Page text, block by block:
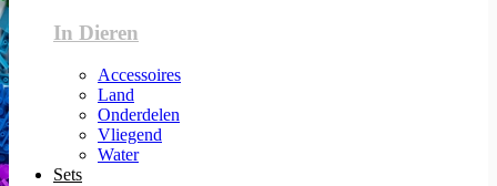
In Dieren
Accessoires
Land
Onderdelen
Vliegend
Water
Sets